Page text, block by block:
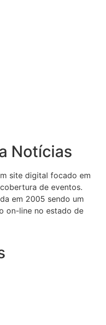
Notícias
site digital focado em
de eventos.
em 2005 sendo um
on-line no estado de